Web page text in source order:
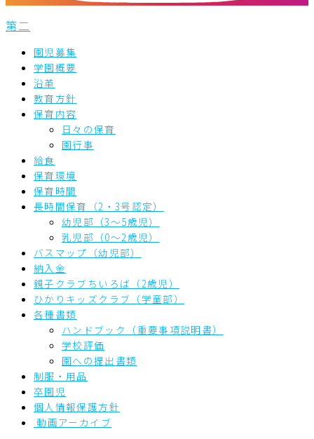
第二
園児募集
学園概要
沿革
教育方針
保育内容
日々の保育
園行事
給食
保育環境
保育時間
長時間保育（2・3号認定）
幼児部（3～5歳児）
乳児部（0～2歳児）
バスマップ（幼児部）
納入金
親子クラブちいろば（2歳児）
ひかりキッズクラブ（学童部）
各種書類
ハンドブック（重要事項説明書）
学校評価
園への提出書類
制服・用品
卒園児
個人情報保護方針
動画アーカイブ